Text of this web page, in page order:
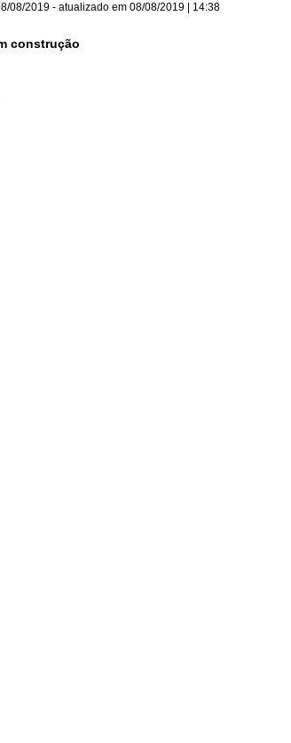
08/2019- atualizado em 08/08/2019 | 14:38
construção